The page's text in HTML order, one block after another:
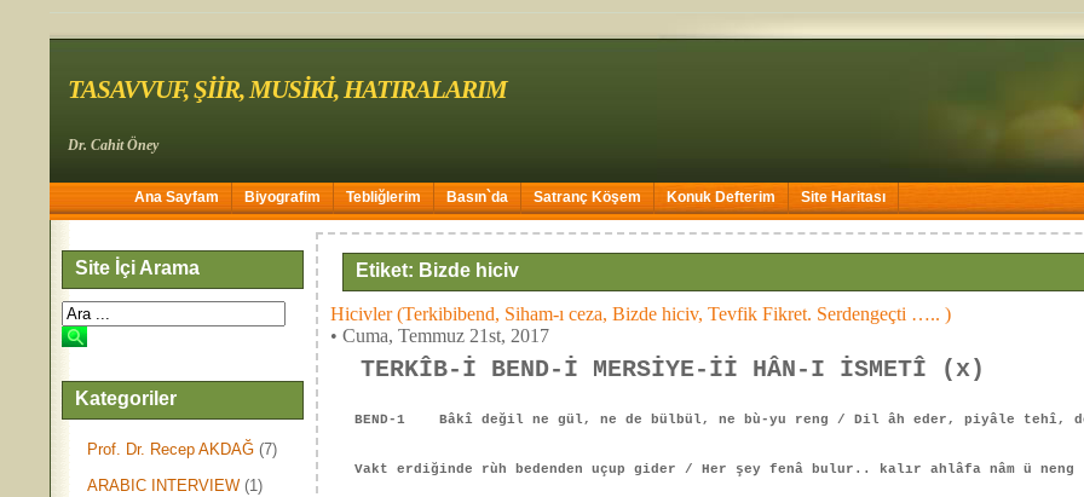
TASAVVUF, ŞİİR, MUSİKİ, HATIRALARIM
Dr. Cahit Öney
Ana Sayfam Biyografim Tebliğlerim Basın`da Satranç Köşem Konuk Defterim Site Haritası
Site İçi Arama
Kategoriler
Prof. Dr. Recep AKDAĞ (7)
ARABIC INTERVIEW (1)
Etiket: Bizde hiciv
Hicivler (Terkibibend, Siham-ı ceza, Bizde hiciv, Tevfik Fikret. Serdengeçti ….. )
• Cuma, Temmuz 21st, 2017
TERKÎB-İ BEND-İ MERSİYE-İİ HÂN-I İSMETÎ (x)
BEND-1 Bâkî değil ne gül, ne de bülbül, ne bù-yu reng / Dil âh eder, piyâle tehî,
Vakt erdiğinde rùh bedenden uçup gider / Her şey fenâ bulur.. kalır ahlâfa nâm ü neng